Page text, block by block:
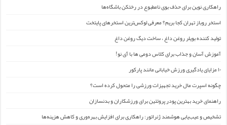
راهکاری نوین برای حذف بوی نامطبوع در رختکن باشگاه‌ها
استخر روباز تهران کجا بریم؟ معرفی لوکس‌ترین استخرهای پایتخت
تولید کننده بویلر روغن داغ ، ساخت دیگ روغن داغ
آموزش آسان و جذاب برای کلاس دومی ها با آی نو!
۱۰ مزایای یادگیری ورزش خیابانی مانند پارکور
چگونه اسپرت مال خرید تجهیزات ورزشی را متحول کرده است؟
راهنمای خرید بهترین پودر پروتئین برای ورزشکاران و بدنسازان
تشخیص و عیب‌یابی هوشمند ژنراتور: راهکاری برای افزایش بهره‌وری و کاهش هزینه‌ها